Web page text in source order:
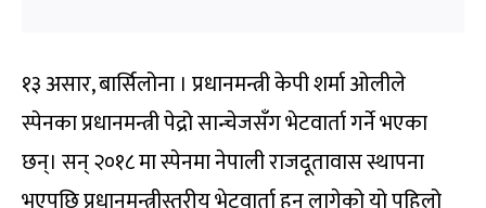
१३ असार, बार्सिलोना । प्रधानमन्त्री केपी शर्मा ओलीले
स्पेनका प्रधानमन्त्री पेद्रो सान्चेजसँग भेटवार्ता गर्ने भएका
छन्। सन् २०१८ मा स्पेनमा नेपाली राजदूतावास स्थापना